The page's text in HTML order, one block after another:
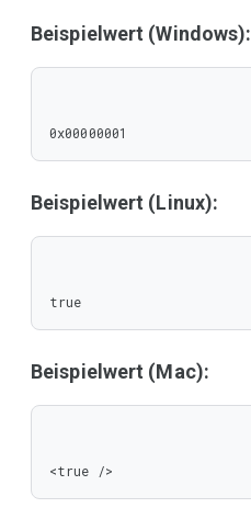
Beispielwert (Windows):
0x00000001
Beispielwert (Linux):
true
Beispielwert (Mac):
<true />